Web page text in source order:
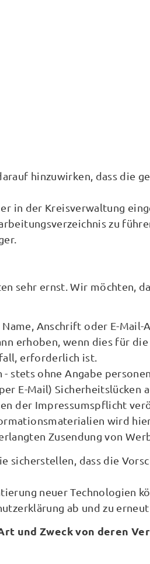
hinzuwirken, dass die
in der Kreisverwaltung
zu
sehr ernst. Wir möchten,
Anschrift oder E-
erhoben, wenn dies für
erforderlich ist.
ohne Angabe
E-Mail) Sicherheitslücken
der Impressumspflicht
wird
Zusendung von
dass die
neuer Technologien
ab und zu erneut
und Zweck von deren